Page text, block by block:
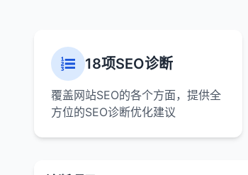
18项SEO诊断
覆盖网站SEO的各个方面，提供全
方位的SEO诊断优化建议